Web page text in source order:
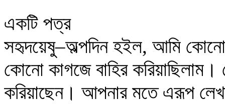
একটি পত্র
সহৃদয়েষু–অল্পদিন হইল, আমি
কোনো কাগজে বাহির
করিয়াছেন। আপনার মতে এরূপ